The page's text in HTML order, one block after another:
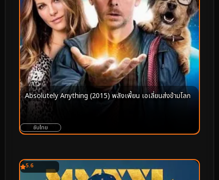
Absolutely Anything (2015) พลังเพี้ยน เอเลี่ยนส่งข้ามโลก
ซับไทย
5.6